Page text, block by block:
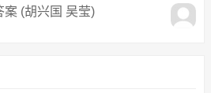
案 (胡兴国 吴莹)